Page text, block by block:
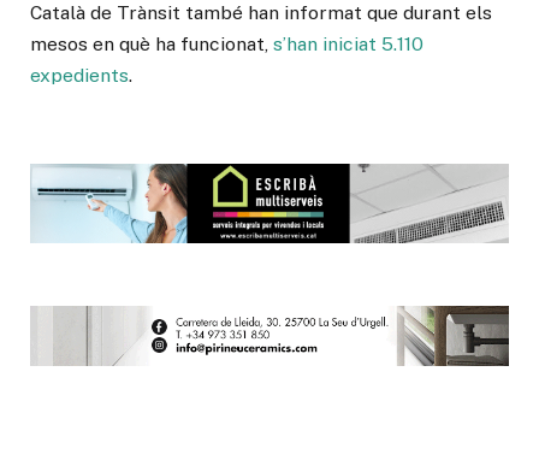
Català de Trànsit també han informat que durant els
mesos en què ha funcionat, s’han iniciat 5.110
expedients.